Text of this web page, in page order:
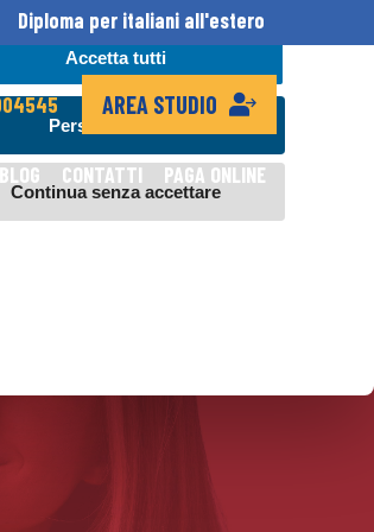
Accetta tutti
Personalizza
Continua senza accettare
Diploma per italiani all'estero
AREA STUDIO
BLOG CONTATTI PAGA ONLINE